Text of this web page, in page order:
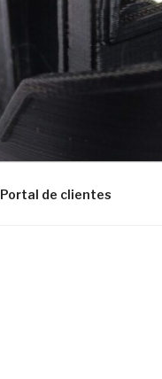
Portal de clientes